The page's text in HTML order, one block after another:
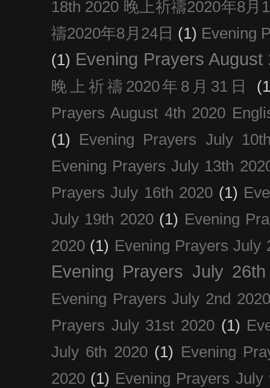
18th 2020 晚上祈禱2020年8月
禱2020年8月24日 (1) Evening
(1) Evening Prayers August
晚上祈禱2020年8月31日
Prayers August 4th 2020
(1)
Evening Prayers July
Evening Prayers July 13th
Prayers July 16th 2020 (1)
July 19th 2020 (1) Evening
2020 (1) Evening Prayers July
Evening Prayers July
Evening Prayers July 2nd 2020
Prayers July 31st 2020 (1)
July 6th 2020 (1) Evening
2020 (1) Evening Prayers July